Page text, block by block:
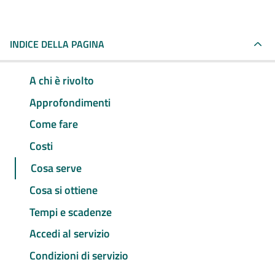
INDICE DELLA PAGINA
A chi è rivolto
Approfondimenti
Come fare
Costi
Cosa serve
Cosa si ottiene
Tempi e scadenze
Accedi al servizio
Condizioni di servizio